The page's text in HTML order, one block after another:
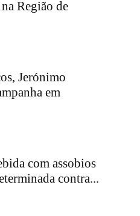
Região de
Jerónimo
em
com assobios
contra...